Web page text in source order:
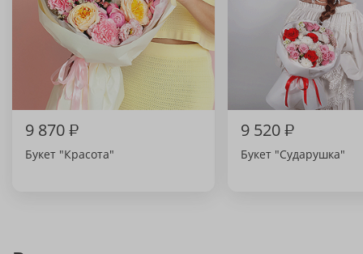
9 870₽
Букет "Красота"
9 520₽
Букет "Сударушка"